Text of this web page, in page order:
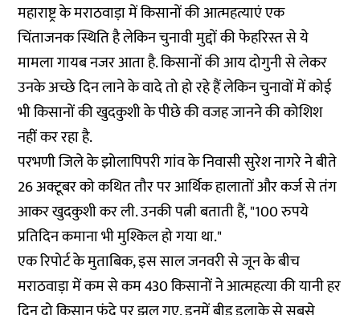
महाराष्ट्र के मराठवाड़ा में किसानों की आत्महत्याएं एक
चिंताजनक स्थिति है लेकिन चुनावी मुद्दों की फेहरिस्त से ये
मामला गायब नजर आता है. किसानों की आय दोगुनी से लेकर
उनके अच्छे दिन लाने के वादे तो हो रहे हैं लेकिन चुनावों में कोई
भी किसानों की खुदकुशी के पीछे की वजह जानने की कोशिश
नहीं कर रहा है.
परभणी जिले के झोलापिपरी गांव के निवासी सुरेश नागरे ने बीते
26 अक्टूबर को कथित तौर पर आर्थिक हालातों और कर्ज से तंग
आकर खुदकुशी कर ली. उनकी पत्नी बताती हैं, "100 रुपये
प्रतिदिन कमाना भी मुश्किल हो गया था."
एक रिपोर्ट के मुताबिक, इस साल जनवरी से जून के बीच
मराठवाड़ा में कम से कम 430 किसानों ने आत्महत्या की यानी हर